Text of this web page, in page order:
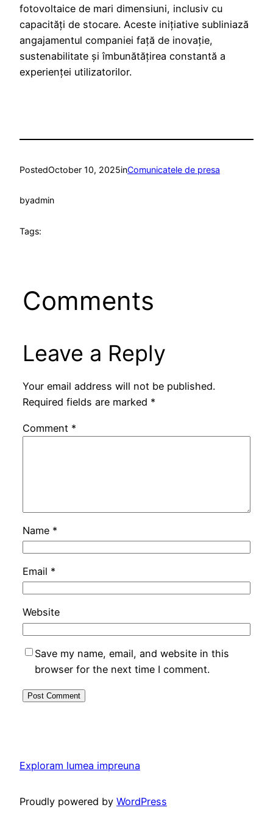
fotovoltaice de mari dimensiuni, inclusiv cu
capacități de stocare. Aceste inițiative subliniază
angajamentul companiei față de inovație,
sustenabilitate și îmbunătățirea constantă a
experienței utilizatorilor.
PostedOctober 10, 2025inComunicatele de presa
byadmin
Tags:
Comments
Leave a Reply
Your email address will not be published.
Required fields are marked *
Comment *
Name *
Email *
Website
Save my name, email, and website in this
browser for the next time I comment.
Exploram lumea impreuna
Proudly powered by WordPress